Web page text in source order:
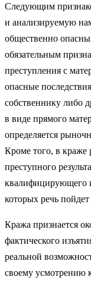
Следующим
и анализируемую
общественно
обязательным
преступления с
опасные
собственнику либо
в виде прямого
определяется
Кроме того, в краже
преступного
квалифицирующего
которых речь
Кража признается
фактического
реальной
своему усмотрению